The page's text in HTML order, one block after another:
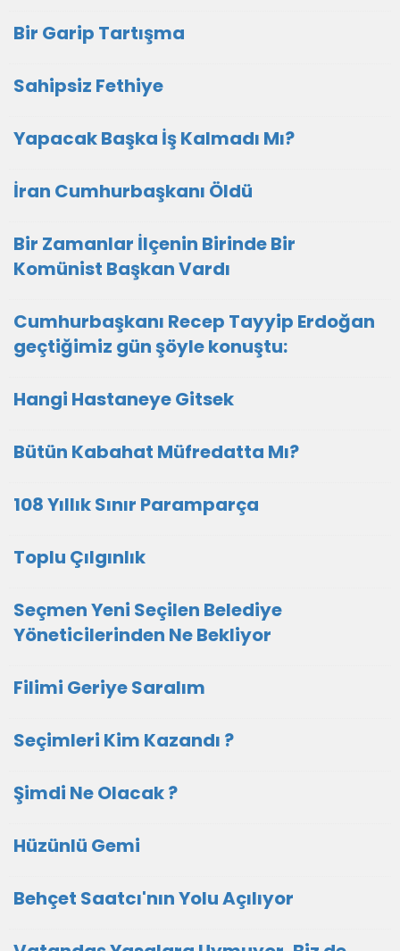
Bir Garip Tartışma
Sahipsiz Fethiye
Yapacak Başka İş Kalmadı Mı?
İran Cumhurbaşkanı Öldü
Bir Zamanlar İlçenin Birinde Bir
Komünist Başkan Vardı
Cumhurbaşkanı Recep Tayyip Erdoğan
geçtiğimiz gün şöyle konuştu:
Hangi Hastaneye Gitsek
Bütün Kabahat Müfredatta Mı?
108 Yıllık Sınır Paramparça
Toplu Çılgınlık
Seçmen Yeni Seçilen Belediye
Yöneticilerinden Ne Bekliyor
Filimi Geriye Saralım
Seçimleri Kim Kazandı ?
Şimdi Ne Olacak ?
Hüzünlü Gemi
Behçet Saatcı'nın Yolu Açılıyor